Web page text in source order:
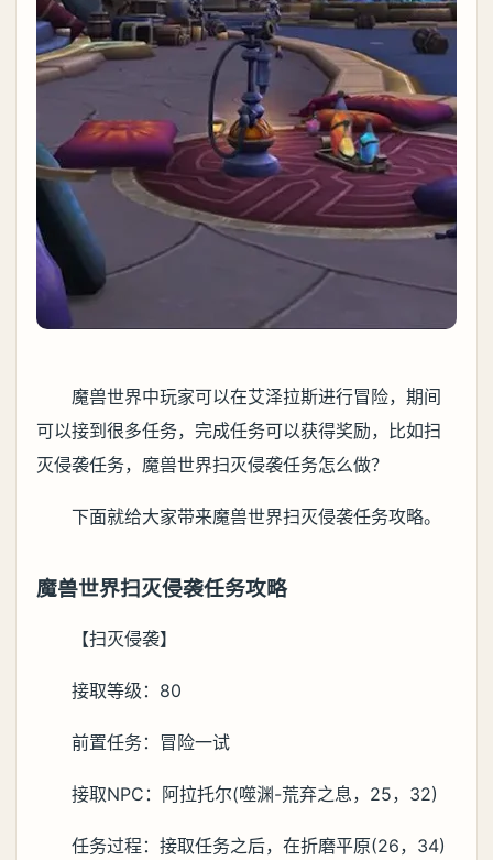
魔兽世界中玩家可以在艾泽拉斯进行冒险，期间
可以接到很多任务，完成任务可以获得奖励，比如扫
灭侵袭任务，魔兽世界扫灭侵袭任务怎么做？
下面就给大家带来魔兽世界扫灭侵袭任务攻略。
魔兽世界扫灭侵袭任务攻略
【扫灭侵袭】
接取等级：80
前置任务：冒险一试
接取NPC：阿拉托尔(噬渊-荒弃之息，25，32)
任务过程：接取任务之后，在折磨平原(26，34)